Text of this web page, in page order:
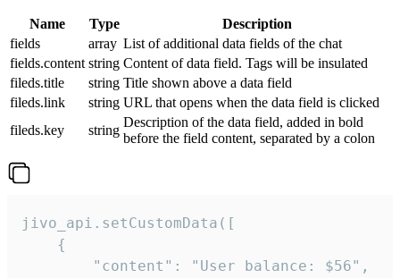
Name Type
Description
fields
array List of additional data fields of the chat
fields.content string Content of data field. Tags will be insulated
fileds.title
string Title shown above a data field
fileds.link
string URL that opens when the data field is clicked
fileds.key
string
Description of the data field, added in bold
before the field content, separated by a colon
jivo_api.setCustomData([
    {
        "content": "User balance: $56",